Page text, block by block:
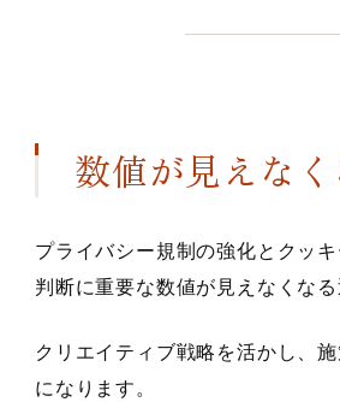
数値が見えな
プライバシー規制の強化とクッ
判断に重要な数値が見えなくな
クリエイティブ戦略を活かし、
になります。